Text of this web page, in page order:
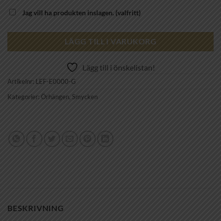
Jag vill ha produkten inslagen. (valfritt)
LÄGG TILL I VARUKORG
Lägg till i önskelistan!
Artikelnr: LEF-E0000-G
Kategorier: Örhängen, Smycken
BESKRIVNING